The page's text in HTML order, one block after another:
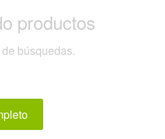
productos
búsquedas.